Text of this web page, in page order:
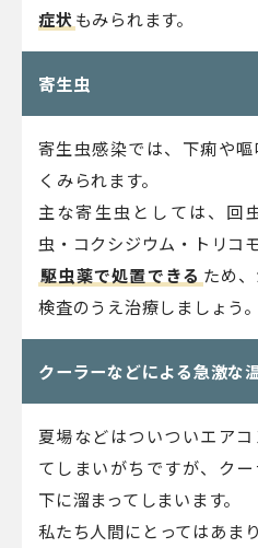
症状 もみられます。
寄生虫
寄生虫感染では、下痢や
くみられます。
主な寄生虫としては、回
虫・コクシジウム・トリコ
駆虫薬で処置できる ため
検査のうえ治療しましょう。
クーラーなどによる急激な
夏場などはついついエア
てしまいがちですが、ク
下に溜まってしまいます。
私たち人間にとってはあま